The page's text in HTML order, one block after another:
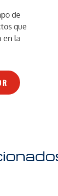
de
que
en la